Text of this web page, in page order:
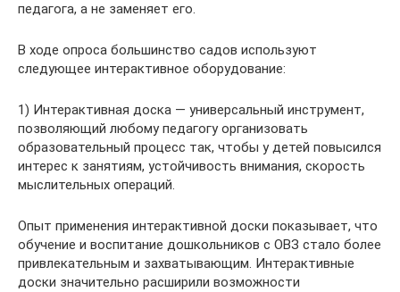
педагога, а не заменяет его.
В ходе опроса большинство садов используют
следующее интерактивное оборудование:
1) Интерактивная доска — универсальный инструмент,
позволяющий любому педагогу организовать
образовательный процесс так, чтобы у детей повысился
интерес к занятиям, устойчивость внимания, скорость
мыслительных операций.
Опыт применения интерактивной доски показывает, что
обучение и воспитание дошкольников с ОВЗ стало более
привлекательным и захватывающим. Интерактивные
доски значительно расширили возможности